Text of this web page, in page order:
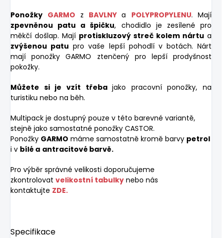
Ponožky GARMO z BAVLNY a POLYPROPYLENU. Mají
zpevněnou patu a špičku, chodidlo je zesílené pro
měkčí došlap. Mají protiskluzový streč kolem nártu a
zvýšenou patu pro vaše lepší pohodlí v botách. Nárt
mají ponožky GARMO ztenčený pro lepší prodyšnost
pokožky.
Můžete si je vzít třebajako pracovní ponožky, na
turistiku nebo na běh.
Multipack je dostupný pouze v této barevné variantě,
stejně jako samostatné ponožky CASTOR.
Ponožky GARMO máme samostatně kromě barvy petrol
i v bílé a antracitové barvě.
Pro výběr správné velikosti doporučujeme
zkontrolovat velikostní tabulky nebo nás
kontaktujte ZDE.
Specifikace